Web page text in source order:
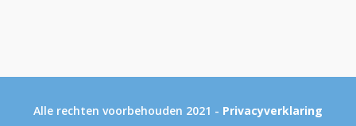
Alle rechten voorbehouden 2021 - Privacyverklaring